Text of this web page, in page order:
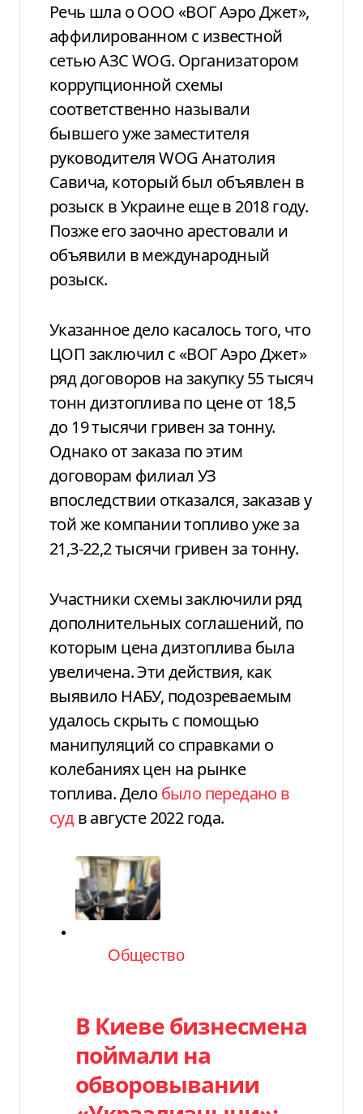
Речь шла о ООО «ВОГ Аэро Джет»,
аффилированном с известной
сетью АЗС WOG. Организатором
коррупционной схемы
соответственно называли
бывшего уже заместителя
руководителя WOG Анатолия
Савича, который был объявлен в
розыск в Украине еще в 2018 году.
Позже его заочно арестовали и
объявили в международный
розыск.
Указанное дело касалось того, что
ЦОП заключил с «ВОГ Аэро Джет»
ряд договоров на закупку 55 тысяч
тонн дизтоплива по цене от 18,5
до 19 тысячи гривен за тонну.
Однако от заказа по этим
договорам филиал УЗ
впоследствии отказался, заказав у
той же компании топливо уже за
21,3-22,2 тысячи гривен за тонну.
Участники схемы заключили ряд
дополнительных соглашений, по
которым цена дизтоплива была
увеличена. Эти действия, как
выявило НАБУ, подозреваемым
удалось скрыть с помощью
манипуляций со справками о
колебаниях цен на рынке
топлива. Дело было передано в
судв августе 2022 года.
Категория
Общество
В Киеве бизнесмена
поймали на
обворовывании